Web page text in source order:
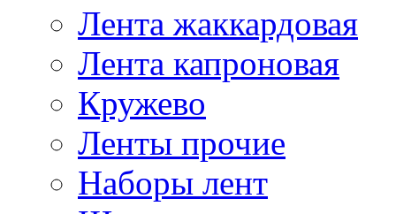
Лента жаккардовая
Лента капроновая
Кружево
Ленты прочие
Наборы лент